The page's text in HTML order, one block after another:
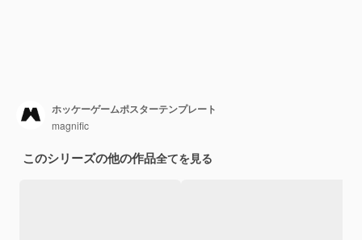
ホッケーゲームポスターテンプレート
magnific
このシリーズの他の作品全てを見る